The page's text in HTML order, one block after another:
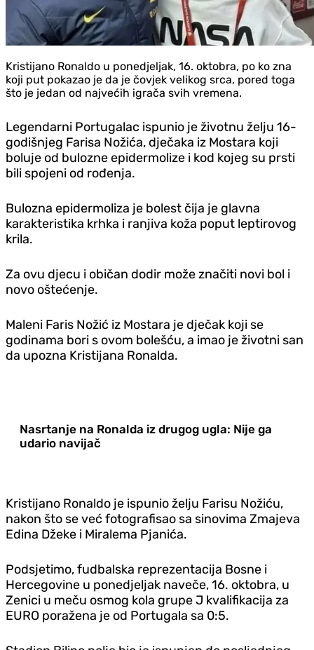
Kristijano Ronaldo u ponedjeljak, 16. oktobra, po ko zna
koji put pokazao je da je čovjek velikog srca, pored toga
što je jedan od najvećih igrača svih vremena.
Legendarni Portugalac ispunio je životnu želju 16-
godišnjeg Farisa Nožića, dječaka iz Mostara koji
boluje od bulozne epidermolize i kod kojeg su prsti
bili spojeni od rođenja.
Bulozna epidermoliza je bolest čija je glavna
karakteristika krhka i ranjiva koža poput leptirovog
krila.
Za ovu djecu i običan dodir može značiti novi bol i
novo oštećenje.
Maleni Faris Nožić iz Mostara je dječak koji se
godinama bori s ovom bolešću, a imao je životni san
da upozna Kristijana Ronalda.
Nasrtanje na Ronalda iz drugog ugla: Nije ga
udario navijač
Kristijano Ronaldo je ispunio želju Farisu Nožiću,
nakon što se već fotografisao sa sinovima Zmajeva
Edina Džeke i Miralema Pjanića.
Podsjetimo, fudbalska reprezentacija Bosne i
Hercegovine u ponedjeljak naveče, 16. oktobra, u
Zenici u meču osmog kola grupe J kvalifikacija za
EURO poražena je od Portugala sa 0:5.